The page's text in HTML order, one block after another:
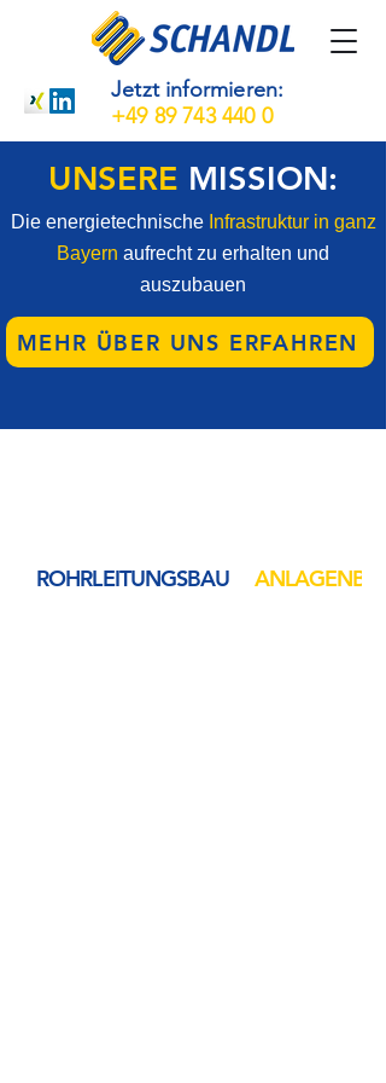
Jetzt informieren:
+49 89 743 440 0
UNSERE MISSION:
Die energietechnische Infrastruktur in ganz
Bayern aufrecht zu erhalten und
auszubauen
MEHR ÜBER UNS ERFAHREN
ROHRLEITUNGSBAU ANLAGENBAU